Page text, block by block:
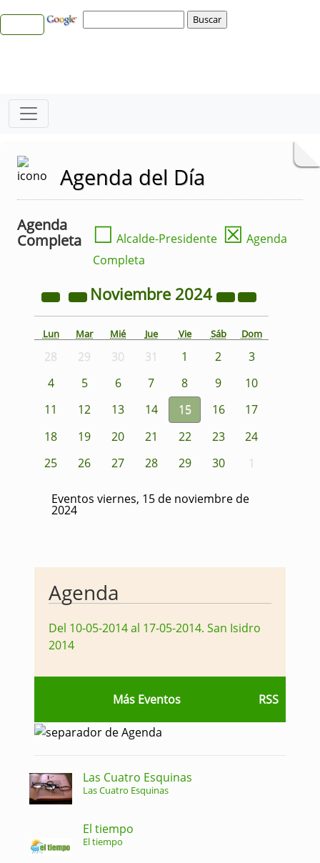
Agenda del Día
Agenda
Completa
☐ Alcalde-Presidente ☒ Agenda
Completa
Noviembre 2024
Lun Mar Mié Jue Vie Sáb Dom
28 29 30 31 1 2
3
4
5 6 7 8 9
10
11
12 13 14 15 16
17
18
19 20 21 22 23
24
25
26 27 28 29 30 1
Eventos viernes, 15 de noviembre de
2024
Agenda
Del 10-05-2014 al 17-05-2014. San Isidro
2014
Más Eventos RSS
Las Cuatro Esquinas
Las Cuatro Esquinas
El tiempo
El tiempo